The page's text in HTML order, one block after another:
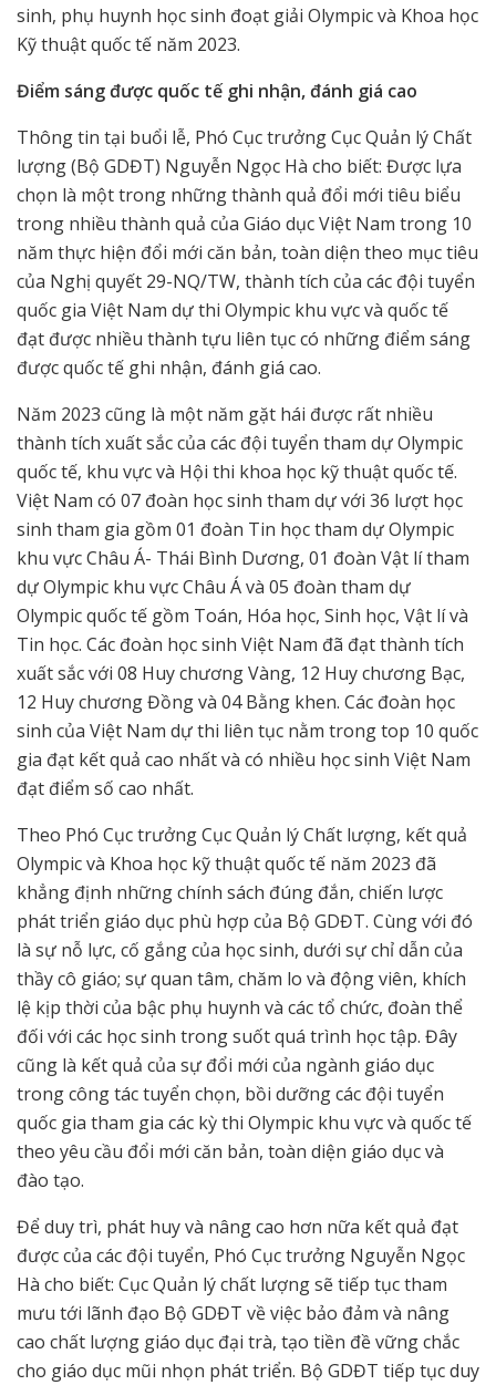
sinh, phụ huynh học sinh đoạt giải Olympic và Khoa học
Kỹ thuật quốc tế năm 2023.
Điểm sáng được quốc tế ghi nhận, đánh giá cao
Thông tin tại buổi lễ, Phó Cục trưởng Cục Quản lý Chất
lượng (Bộ GDĐT) Nguyễn Ngọc Hà cho biết: Được lựa
chọn là một trong những thành quả đổi mới tiêu biểu
trong nhiều thành quả của Giáo dục Việt Nam trong 10
năm thực hiện đổi mới căn bản, toàn diện theo mục tiêu
của Nghị quyết 29-NQ/TW, thành tích của các đội tuyển
quốc gia Việt Nam dự thi Olympic khu vực và quốc tế
đạt được nhiều thành tựu liên tục có những điểm sáng
được quốc tế ghi nhận, đánh giá cao.
Năm 2023 cũng là một năm gặt hái được rất nhiều
thành tích xuất sắc của các đội tuyển tham dự Olympic
quốc tế, khu vực và Hội thi khoa học kỹ thuật quốc tế.
Việt Nam có 07 đoàn học sinh tham dự với 36 lượt học
sinh tham gia gồm 01 đoàn Tin học tham dự Olympic
khu vực Châu Á- Thái Bình Dương, 01 đoàn Vật lí tham
dự Olympic khu vực Châu Á và 05 đoàn tham dự
Olympic quốc tế gồm Toán, Hóa học, Sinh học, Vật lí và
Tin học. Các đoàn học sinh Việt Nam đã đạt thành tích
xuất sắc với 08 Huy chương Vàng, 12 Huy chương Bạc,
12 Huy chương Đồng và 04 Bằng khen. Các đoàn học
sinh của Việt Nam dự thi liên tục nằm trong top 10 quốc
gia đạt kết quả cao nhất và có nhiều học sinh Việt Nam
đạt điểm số cao nhất.
Theo Phó Cục trưởng Cục Quản lý Chất lượng, kết quả
Olympic và Khoa học kỹ thuật quốc tế năm 2023 đã
khẳng định những chính sách đúng đắn, chiến lược
phát triển giáo dục phù hợp của Bộ GDĐT. Cùng với đó
là sự nỗ lực, cố gắng của học sinh, dưới sự chỉ dẫn của
thầy cô giáo; sự quan tâm, chăm lo và động viên, khích
lệ kịp thời của bậc phụ huynh và các tổ chức, đoàn thể
đối với các học sinh trong suốt quá trình học tập. Đây
cũng là kết quả của sự đổi mới của ngành giáo dục
trong công tác tuyển chọn, bồi dưỡng các đội tuyển
quốc gia tham gia các kỳ thi Olympic khu vực và quốc tế
theo yêu cầu đổi mới căn bản, toàn diện giáo dục và
đào tạo.
Để duy trì, phát huy và nâng cao hơn nữa kết quả đạt
được của các đội tuyển, Phó Cục trưởng Nguyễn Ngọc
Hà cho biết: Cục Quản lý chất lượng sẽ tiếp tục tham
mưu tới lãnh đạo Bộ GDĐT về việc bảo đảm và nâng
cao chất lượng giáo dục đại trà, tạo tiền đề vững chắc
cho giáo dục mũi nhọn phát triển. Bộ GDĐT tiếp tục duy